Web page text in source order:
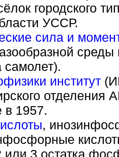
городского
УССР.
сила и
институт
в 1957.
,
или 3 остатка